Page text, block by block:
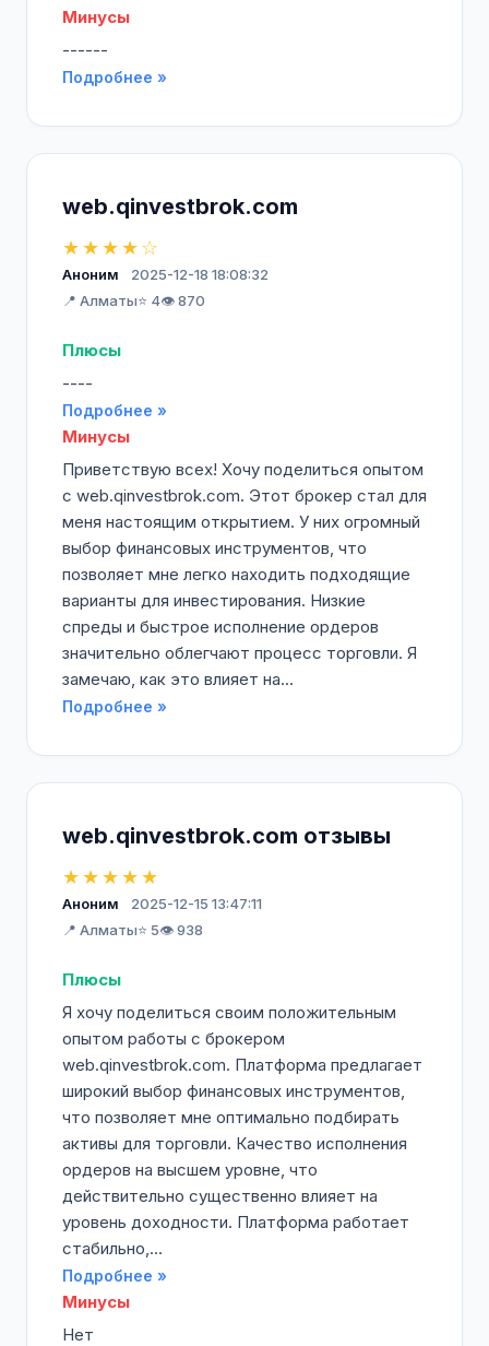
Минусы
------
Подробнее »
web.qinvestbrok.com
★★★★☆
Аноним
2025-12-18 18:08:32
📍 Алматы⭐ 4👁️ 870
Плюсы
----
Подробнее »
Минусы
Приветствую всех! Хочу поделиться опытом
с web.qinvestbrok.com. Этот брокер стал для
меня настоящим открытием. У них огромный
выбор финансовых инструментов, что
позволяет мне легко находить подходящие
варианты для инвестирования. Низкие
спреды и быстрое исполнение ордеров
значительно облегчают процесс торговли. Я
замечаю, как это влияет на...
Подробнее »
web.qinvestbrok.com отзывы
★★★★★
Аноним
2025-12-15 13:47:11
📍 Алматы⭐ 5👁️ 938
Плюсы
Я хочу поделиться своим положительным
опытом работы с брокером
web.qinvestbrok.com. Платформа предлагает
широкий выбор финансовых инструментов,
что позволяет мне оптимально подбирать
активы для торговли. Качество исполнения
ордеров на высшем уровне, что
действительно существенно влияет на
уровень доходности. Платформа работает
стабильно,...
Подробнее »
Минусы
Нет